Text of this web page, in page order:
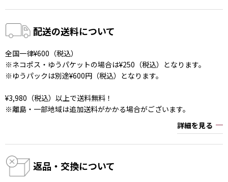
配送の送料について
全国一律¥600（税込）
※ネコポス・ゆうパケットの場合は¥250（税込）となります。
※ゆうパックは別途¥600円（税込）となります。
¥3,980（税込）以上で送料無料！
※離島・一部地域は追加送料がかかる場合がございます。
詳細を見る
返品・交換について